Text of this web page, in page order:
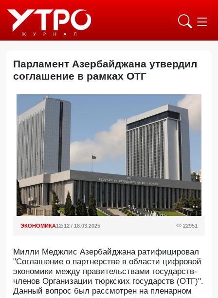
Парламент Азербайджана утвердил
соглашение в рамках ОТГ
ЭКОНОМИКА12:12 / 18.03.2025 22951
Милли Меджлис Азербайджана ратифицировал
"Соглашение о партнерстве в области цифровой
экономики между правительствами государств-
членов Организации тюркских государств (ОТГ)".
Данный вопрос был рассмотрен на пленарном